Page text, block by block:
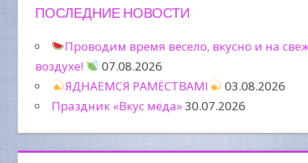
ПОСЛЕДНИЕ НОВОСТИ
Проводим время весело, вкусно и на
воздухе!
07.08.2026
ЯДНАЕМСЯ РАМЁСТВАМІ
03.08.2026
Праздник «Вкус мёда»30.07.2026